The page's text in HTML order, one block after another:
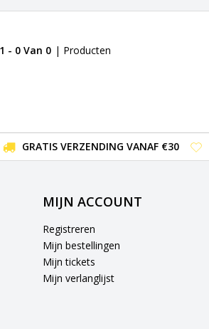
1 - 0 Van 0 | Producten
GRATIS VERZENDING VANAF €30
MIJN ACCOUNT
Registreren
Mijn bestellingen
Mijn tickets
Mijn verlanglijst